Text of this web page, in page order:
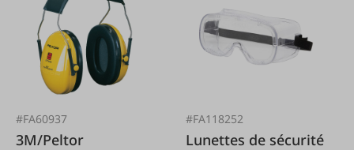
#FA60937
3M/Peltor
#FA118252
Lunettes de sécurité